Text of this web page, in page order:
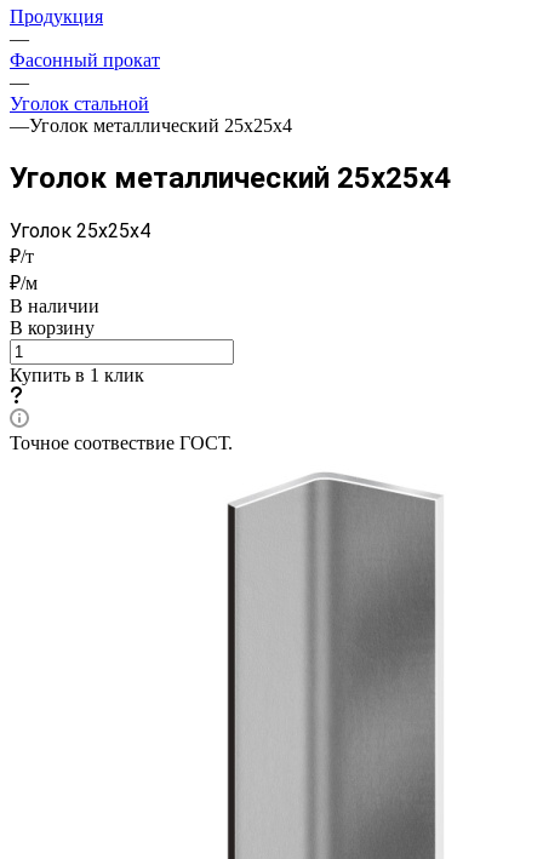
Продукция
—
Фасонный прокат
—
Уголок стальной
—Уголок металлический 25x25x4
Уголок металлический 25x25x4
Уголок 25x25x4
₽/т
₽/м
В наличии
В корзину
Купить в 1 клик
Точное соотвествие ГОСТ.